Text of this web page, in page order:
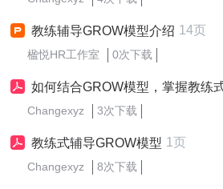
教练辅导GROW模型介绍 14页
楹悦HR工作室 0次下载
如何结合GROW模型，掌握教练
Changexyz 3次下载
教练式辅导GROW模型 1页
Changexyz 8次下载